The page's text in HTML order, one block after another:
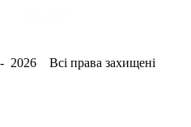
Всі права захищені